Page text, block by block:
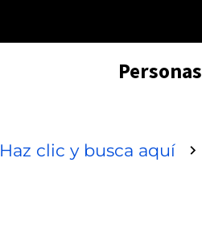
Personas
Haz clic y busca aquí